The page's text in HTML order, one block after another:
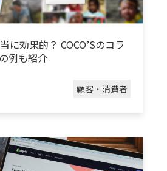
に効果的？ COCO’Sのコラ
例も紹介
顧客・消費者